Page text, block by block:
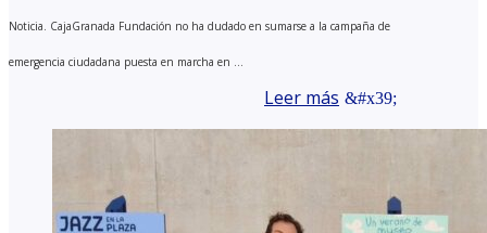
Noticia. CajaGranada Fundación no ha dudado en sumarse a la campaña de
emergencia ciudadana puesta en marcha en ...
Leer más